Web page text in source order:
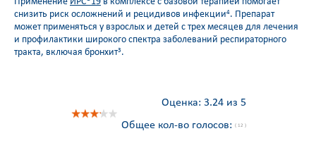
снизить риск осложнений и рецидивов инфекции4. Препарат
может применяться у взрослых и детей с трех месяцев для лечения
и профилактики широкого спектра заболеваний респираторного
тракта, включая бронхит3 .
Оценка: 3.24 из 5
Общее кол-во голосов:
( 12 )